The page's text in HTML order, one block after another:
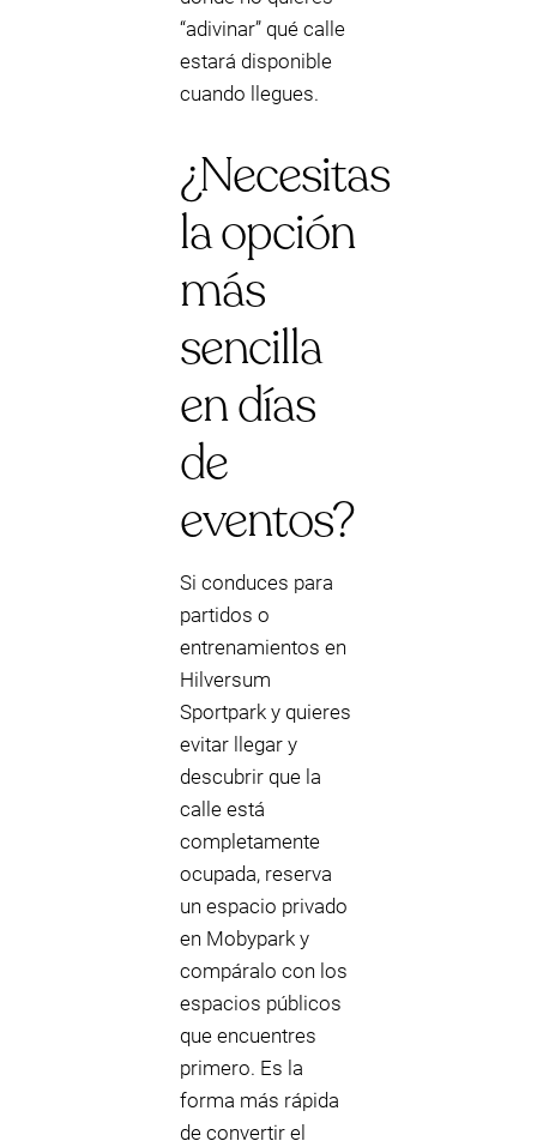
“adivinar” qué calle
estará disponible
cuando llegues.
¿Necesitas
la opción
más
sencilla
en días
de
eventos?
Si conduces para
partidos o
entrenamientos en
Hilversum
Sportpark y quieres
evitar llegar y
descubrir que la
calle está
completamente
ocupada, reserva
un espacio privado
en Mobypark y
compáralo con los
espacios públicos
que encuentres
primero. Es la
forma más rápida
de convertir el